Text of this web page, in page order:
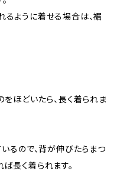
るように着せる場合は、裾
をほどいたら、長く着られま
いるので、背が伸びたらまつ
長く着られます。